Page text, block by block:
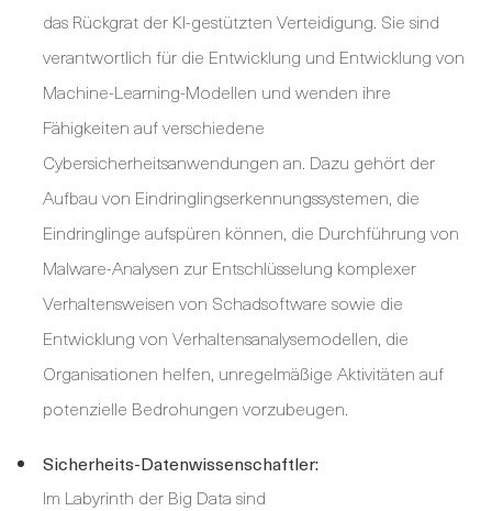
das Rückgrat der KI-gestützten Verteidigung. Sie sind
verantwortlich für die Entwicklung und Entwicklung von
Machine-Learning-Modellen und wenden ihre
Fähigkeiten auf verschiedene
Cybersicherheitsanwendungen an. Dazu gehört der
Aufbau von Eindringlingserkennungssystemen, die
Eindringlinge aufspüren können, die Durchführung von
Malware-Analysen zur Entschlüsselung komplexer
Verhaltensweisen von Schadsoftware sowie die
Entwicklung von Verhaltensanalysemodellen, die
Organisationen helfen, unregelmäßige Aktivitäten auf
potenzielle Bedrohungen vorzubeugen.
Sicherheits-Datenwissenschaftler:
Im Labyrinth der Big Data sind